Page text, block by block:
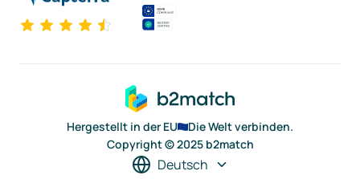
Hergestellt in der EU
Die Welt verbinden.
Copyright © 2025 b2match
Deutsch